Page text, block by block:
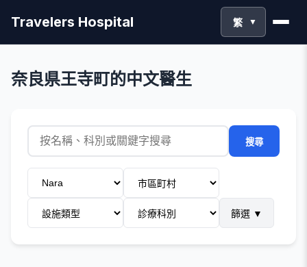
Travelers Hospital 繁 ▼
奈良県王寺町的中文醫生
搜尋
篩選 ▼